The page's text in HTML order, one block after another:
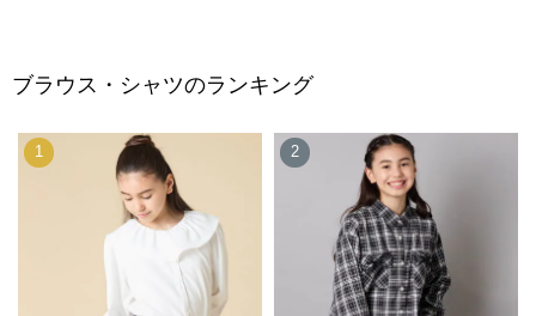
ブラウス・シャツのランキング
1 2